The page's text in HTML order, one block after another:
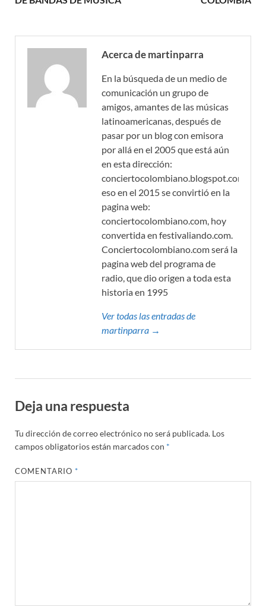
Acerca de martinparra
En la búsqueda de un medio de
comunicación un grupo de
amigos, amantes de las músicas
latinoamericanas, después de
pasar por un blog con emisora
por allá en el 2005 que está aún
en esta dirección:
conciertocolombiano.blogspot.com,
eso en el 2015 se convirtió en la
pagina web:
conciertocolombiano.com, hoy
convertida en festivaliando.com.
Conciertocolombiano.com será la
pagina web del programa de
radio, que dio origen a toda esta
historia en 1995
Ver todas las entradas de
martinparra →
Deja una respuesta
Tu dirección de correo electrónico no será publicada. Los
campos obligatorios están marcados con *
COMENTARIO*